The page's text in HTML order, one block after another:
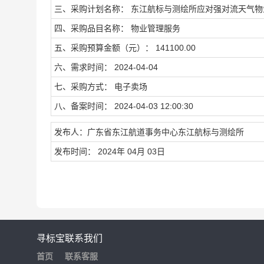
三、采购计划名称： 东江航标与测绘所应对强对流天气
四、采购品目名称： 物业管理服务
五、采购预算金额（元）： 141100.00
六、需求时间： 2024-04-04
七、采购方式： 电子卖场
八、备案时间： 2024-04-03 12:00:30
发布人：广东省东江航道事务中心东江航标与测绘所
发布时间： 2024年 04月 03日
寻标宝
首页
联系我们
联系客服